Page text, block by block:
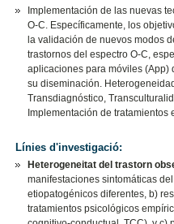
Implementación de las nuevas
O-C. Específicamente, los
la validación de nuevos modos
trastornos del espectro O-C,
aplicaciones para móviles (App)
su diseminación.
Transdiagnóstico,
Implementación de
Línies d'investigació:
Heterogeneitat del trastorn
manifestaciones sintomáticas
etiopatogénicos diferentes, b)
tratamientos psicológicos